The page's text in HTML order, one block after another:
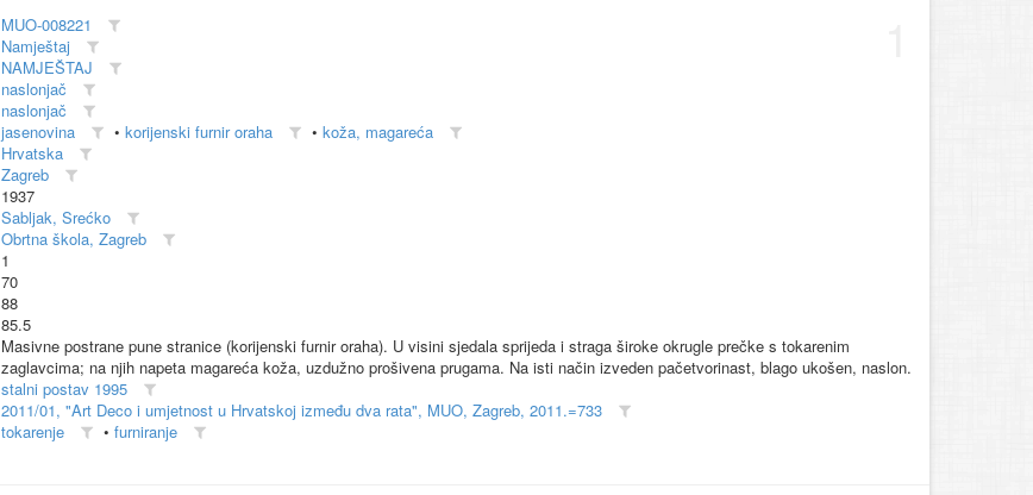
MUO-008221
Namještaj
NAMJEŠTAJ
naslonjač
naslonjač
jasenovina • korijenski furnir oraha • koža, magareća
Hrvatska
Zagreb
1937
Sabljak, Srećko
Obrtna škola, Zagreb
1
70
88
85.5
Masivne postrane pune stranice (korijenski furnir oraha). U visini sjedala sprijeda i straga široke okrugle prečke s tokarenim
zaglavcima; na njih napeta magareća koža, uzdužno prošivena prugama. Na isti način izveden pačetvorinast, blago ukošen, naslon.
stalni postav 1995
2011/01, "Art Deco i umjetnost u Hrvatskoj između dva rata", MUO, Zagreb, 2011.=733
tokarenje • furniranje